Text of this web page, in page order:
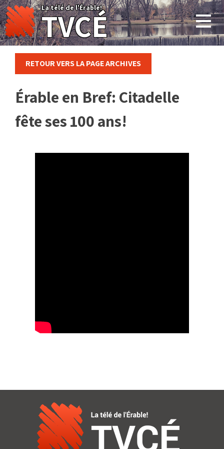
Skip
to
content
La télé de l'Érable!
TVCÉ
RETOUR VERS LA PAGE ARCHIVES
Érable en Bref: Citadelle
fête ses 100 ans!